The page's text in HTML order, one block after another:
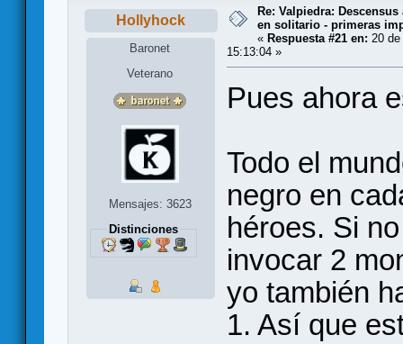
Hollyhock
Baronet
Veterano
Mensajes: 3623
Distinciones
Re: Valpiedra: Descensus
en solitario - primeras
« Respuesta #21 en: 20
15:13:04 »
Pues ahora
Todo el
negro en
héroes. Si
invocar 2
yo también
1. Así que